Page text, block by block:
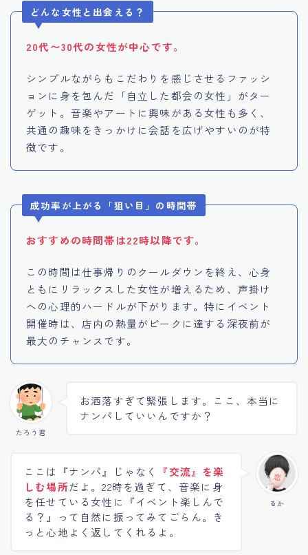
どんな女性と出会える？
20代〜30代の女性が中心です。
シンプルながらもこだわりを感じさせるファッシ
ョンに身を包んだ「自立した都会の女性」がター
ゲット。音楽やアートに興味がある女性も多く、
共通の趣味をきっかけに会話を広げやすいのが特
徴です。
成功率が上がる「狙い目」の時間帯
おすすめの時間帯は22時以降です。
この時間は仕事帰りのクールダウンを終え、心身
ともにリラックスした女性が増えるため、声掛け
への心理的ハードルが下がります。特にイベント
開催時は、店内の熱量がピークに達する深夜前が
最大のチャンスです。
たろう君
お洒落すぎて緊張します。ここ、本当に
ナンパしていいんですか？
るか
ここは『ナンパ』じゃなく
『交流』を楽
しむ場所だよ。22時を過ぎて、音楽に身
を任せている女性に『イベント楽しんで
る？』って自然に振ってみてごらん。き
っと心地よく返してくれるよ。